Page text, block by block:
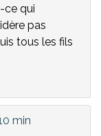
ce qui
pas
tous les fils
min